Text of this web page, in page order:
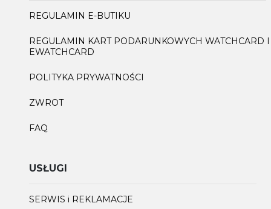
REGULAMIN E-BUTIKU
REGULAMIN KART PODARUNKOWYCH WATCHCARD I
EWATCHCARD
POLITYKA PRYWATNOŚCI
ZWROT
FAQ
USŁUGI
SERWIS i REKLAMACJE